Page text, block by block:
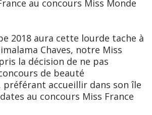
au concours Miss Monde
2018 aura cette lourde tache à
Chaves, notre Miss
la décision de ne pas
de beauté
accueillir dans son île
au concours Miss France